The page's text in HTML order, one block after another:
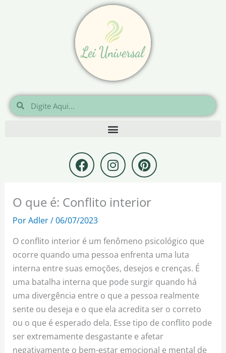
Pesquisar
Pesquisar
F
a
c
e
b
o
o
k
I
n
s
t
a
r
a
m
P
i
n
t
e
s
t
O que é: Conflito interior
PorAdler/06/07/2023
O conflito interior é um fenômeno psicológico que
ocorre quando uma pessoa enfrenta uma luta
interna entre suas emoções, desejos e crenças. É
uma batalha interna que pode surgir quando há
uma divergência entre o que a pessoa realmente
sente ou deseja e o que ela acredita ser o correto
ou o que é esperado dela. Esse tipo de conflito pode
ser extremamente desgastante e afetar
negativamente o bem-estar emocional e mental de